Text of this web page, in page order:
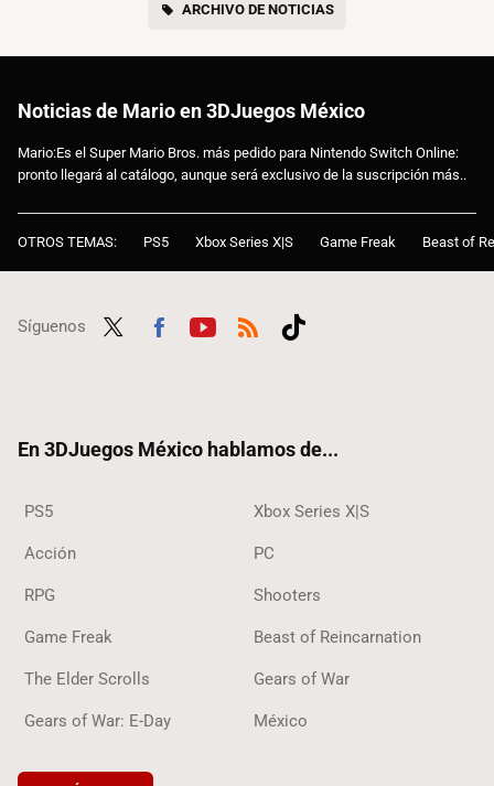
ARCHIVO DE NOTICIAS
Noticias de Mario en 3DJuegos México
Mario:Es el Super Mario Bros. más pedido para Nintendo Switch Online:
pronto llegará al catálogo, aunque será exclusivo de la suscripción más..
OTROS TEMAS: PS5 Xbox Series X|S Game Freak Beast of
Síguenos
En 3DJuegos México hablamos de...
PS5 Xbox Series X|S
Acción PC
RPG Shooters
Game Freak Beast of Reincarnation
The Elder Scrolls Gears of War
Gears of War: E-Day México